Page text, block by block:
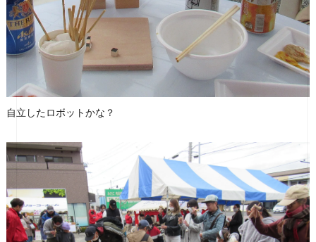
自立したロボットかな？